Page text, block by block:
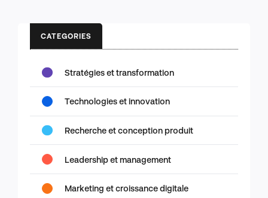
CATEGORIES
Stratégies et transformation
Technologies et innovation
Recherche et conception produit
Leadership et management
Marketing et croissance digitale